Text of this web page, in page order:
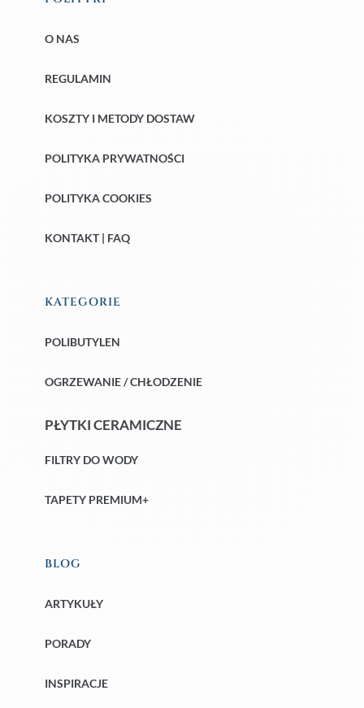
O NAS
REGULAMIN
KOSZTY I METODY DOSTAW
POLITYKA PRYWATNOŚCI
POLITYKA COOKIES
KONTAKT | FAQ
KATEGORIE
POLIBUTYLEN
OGRZEWANIE / CHŁODZENIE
PŁYTKI CERAMICZNE
FILTRY DO WODY
TAPETY PREMIUM+
BLOG
ARTYKUŁY
PORADY
INSPIRACJE